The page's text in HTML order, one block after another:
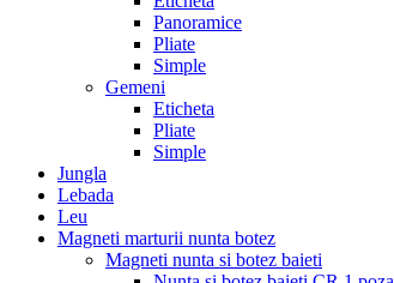
Panoramice
Pliate
Simple
Gemeni
Eticheta
Pliate
Simple
Jungla
Lebada
Leu
Magneti marturii nunta botez
Magneti nunta si botez baieti